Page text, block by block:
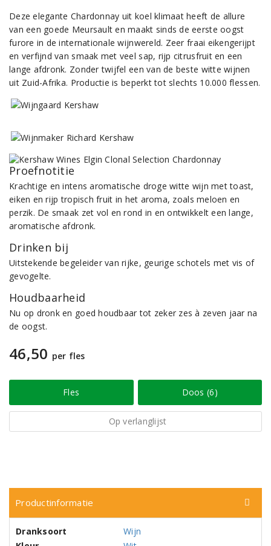
Deze elegante Chardonnay uit koel klimaat heeft de allure
van een goede Meursault en maakt sinds de eerste oogst
furore in de internationale wijnwereld. Zeer fraai eikengerijpt
en verfijnd van smaak met veel sap, rijp citrusfruit en een
lange afdronk. Zonder twijfel een van de beste witte wijnen
uit Zuid-Afrika. Productie is beperkt tot slechts 10.000 flessen.
Proefnotitie
Krachtige en intens aromatische droge witte wijn met toast,
eiken en rijp tropisch fruit in het aroma, zoals meloen en
perzik. De smaak zet vol en rond in en ontwikkelt een lange,
aromatische afdronk.
Drinken bij
Uitstekende begeleider van rijke, geurige schotels met vis of
gevogelte.
Houdbaarheid
Nu op dronk en goed houdbaar tot zeker zes à zeven jaar na
de oogst.
46,50 per fles
Fles Doos (6)
Op verlanglijst
Productinformatie
Dranksoort
Wijn